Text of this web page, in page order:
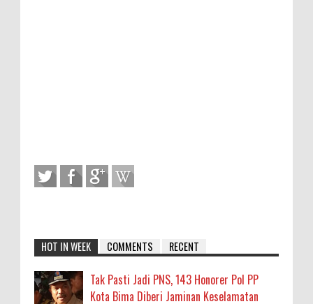
HOT IN WEEK COMMENTS RECENT
Tak Pasti Jadi PNS, 143 Honorer Pol PP
Kota Bima Diberi Jaminan Keselamatan